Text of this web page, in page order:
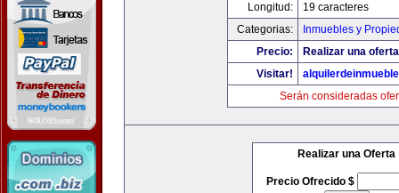
Longitud:
19 caracteres
Categorias:
Inmuebles y
Precio:
Realizar una
Visitar!
Serán consideradas
Realizar una Oferta
Precio Ofrecido $